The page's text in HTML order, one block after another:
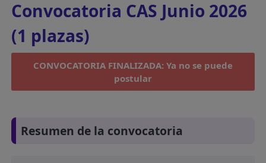
Convocatoria CAS Junio 2026
(1 plazas)
CONVOCATORIA FINALIZADA: Ya no se puede
postular
Resumen de la convocatoria